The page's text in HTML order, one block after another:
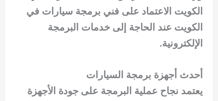
الكويت الاعتماد على فني برمجة سيارات في
الكويت عند الحاجة إلى خدمات البرمجة
الإلكترونية.
أحدث أجهزة برمجة السيارات
يعتمد نجاح عملية البرمجة على جودة الأجهزة